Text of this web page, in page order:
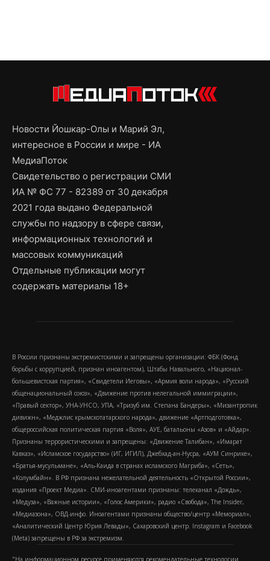
Новости Йошкар-Олы и Марий Эл,
интересное в России и мире - ИА
МедиаПоток
Свидетельство о регистрации СМИ
ИА № ФС 77 - 82389 от 30 декабря
2021 года выдано Федеральной
службы по надзору в сфере связи,
информационных технологий и
массовых коммуникаций
Отдельные публикации могут
содержать материалы 18+
В России признаны экстремистскими и запрещены организации: ФБК (Фонд
борьбы с коррупцией, признан иноагентом), Штабы Навального, «Национал-
большевистская партия», «Свидетели Иеговы», «Армия воли народа», «Русский
общенациональный союз», «Движение против нелегальной иммиграции»,
«Правый сектор», УНА-УНСО, УПА, «Тризуб им. Степана Бандеры», «Мизантропик
дивижн», «Меджлис крымскотатарского народа», движение «Артподготовка»,
общероссийская политическая партия «Воля», АУЕ, батальоны «Азов» и «Айдар».
Признаны террористическими и запрещены: «Движение Талибан», «Имарат
Кавказ», «Исламское государство» (ИГ, ИГИЛ), Джебхад-ан-Нусра, «АУМ Синрике»,
«Братья-мусульмане», «Аль-Каида в странах исламского Магриба», «Сеть»,
«Колумбайн». В РФ признана нежелательной деятельность «Открытой России»,
издания «Проект Медиа». СМИ-иноагентами признаны: телеканал «Дождь»,
«Медуза», «Важные истории», «Голос Америки», радио «Свобода», The Insider,
«Медиазона», ОВД-инфо. Иноагентами признаны общество/центр «Мемориал»,
«Аналитический Центр Юрия Левады», Сахаровский центр. Instagram и Facebook
(Metа) запрещены в РФ за экстремизм.
"На информационном ресурсе применяются рекомендательные технологии